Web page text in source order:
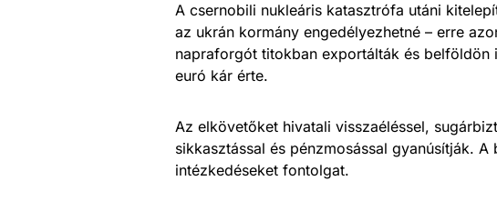
A csernobili nukleáris katasztrófa utáni
az ukrán kormány engedélyezhetné – erre
napraforgót titokban exportálták és
euró kár érte.
Az elkövetőket hivatali visszaéléssel,
sikkasztással és pénzmosással gyanúsítják.
intézkedéseket fontolgat.